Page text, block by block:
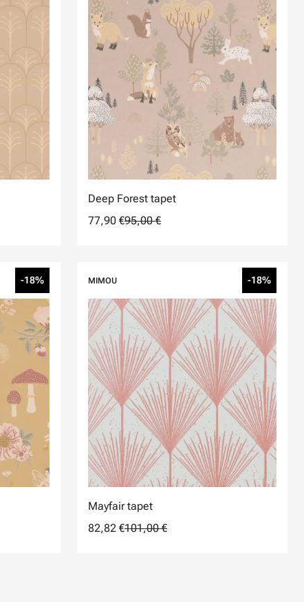
Deep Forest tapet
77,90 €95,00 €
-18% MIMOU -18%
Mayfair tapet
82,82 €101,00 €